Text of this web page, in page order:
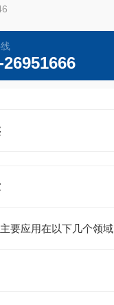
26951666
要应用在以下几个领域